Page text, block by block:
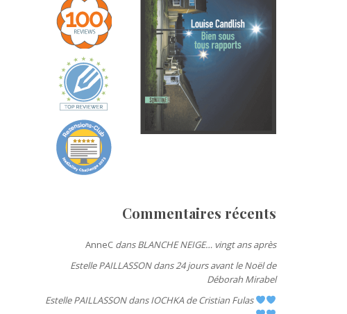
Commentaires récents
AnneC dansBLANCHE NEIGE… vingt ans après
Estelle PAILLASSONdans24 jours avant le Noël de
Déborah Mirabel
Estelle PAILLASSONdansIOCHKA de Cristian Fulas